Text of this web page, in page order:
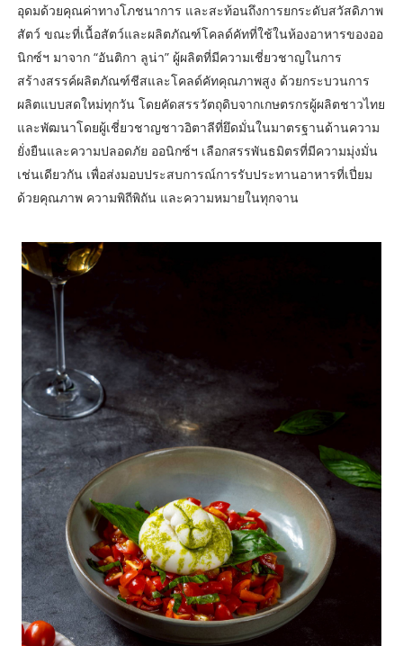
อุดมด้วยคุณค่าทางโภชนาการ และสะท้อนถึงการยกระดับสวัสดิภาพ
สัตว์ ขณะที่เนื้อสัตว์และผลิตภัณฑ์โคลด์คัทที่ใช้ในห้องอาหารของออ
นิกซ์ฯ มาจาก “อันติกา ลูน่า” ผู้ผลิตที่มีความเชี่ยวชาญในการ
สร้างสรรค์ผลิตภัณฑ์ชีสและโคลด์คัทคุณภาพสูง ด้วยกระบวนการ
ผลิตแบบสดใหม่ทุกวัน โดยคัดสรรวัตถุดิบจากเกษตรกรผู้ผลิตชาวไทย
และพัฒนาโดยผู้เชี่ยวชาญชาวอิตาลีที่ยึดมั่นในมาตรฐานด้านความ
ยั่งยืนและความปลอดภัย ออนิกซ์ฯ เลือกสรรพันธมิตรที่มีความมุ่งมั่น
เช่นเดียวกัน เพื่อส่งมอบประสบการณ์การรับประทานอาหารที่เปี่ยม
ด้วยคุณภาพ ความพิถีพิถัน และความหมายในทุกจาน